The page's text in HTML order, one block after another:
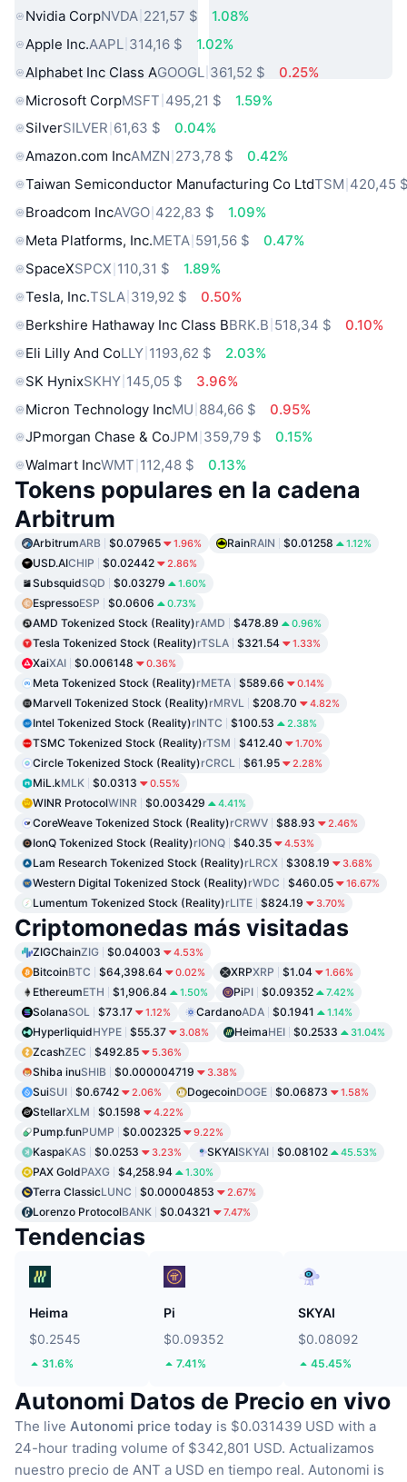
Nvidia CorpNVDA 221,57 $
1.08%
Apple Inc.AAPL 314,16 $
1.02%
Alphabet Inc Class AGOOGL 361,52 $
0.25%
Microsoft CorpMSFT 495,21 $
1.59%
SilverSILVER 61,63 $
0.04%
Amazon.com IncAMZN 273,78 $
0.42%
Taiwan Semiconductor Manufacturing Co LtdTSM 420,45
Broadcom IncAVGO 422,83 $
1.09%
Meta Platforms, Inc.META 591,56 $
0.47%
SpaceXSPCX 110,31 $
1.89%
Tesla, Inc.TSLA 319,92 $
0.50%
Berkshire Hathaway Inc Class BBRK.B 518,34 $
0.10%
Eli Lilly And CoLLY 1193,62 $
2.03%
SK HynixSKHY 145,05 $
3.96%
Micron Technology IncMU 884,66 $
0.95%
JPmorgan Chase & CoJPM 359,79 $
0.15%
Walmart IncWMT 112,48 $ 0.13%
Tokens populares en la cadena
Arbitrum
ArbitrumARB $0.07965 1.96% RainRAIN $0.01258 1.12%
USD.AICHIP $0.02442 2.86%
SubsquidSQD $0.03279 1.60%
EspressoESP $0.0606 0.73%
AMD Tokenized Stock (Reality)rAMD $478.89 0.96%
Tesla Tokenized Stock (Reality)rTSLA $321.54 1.33%
XaiXAI $0.006148 0.36%
Meta Tokenized Stock (Reality)rMETA $589.66 0.14%
Marvell Tokenized Stock (Reality)rMRVL $208.70 4.82%
Intel Tokenized Stock (Reality)rINTC $100.53 2.38%
TSMC Tokenized Stock (Reality)rTSM $412.40 1.70%
Circle Tokenized Stock (Reality)rCRCL $61.95 2.28%
MiL.kMLK $0.0313 0.55%
WINR ProtocolWINR $0.003429 4.41%
CoreWeave Tokenized Stock (Reality)rCRWV $88.93 2.46%
IonQ Tokenized Stock (Reality)rIONQ $40.35 4.53%
Lam Research Tokenized Stock (Reality)rLRCX $308.19 3.68%
Western Digital Tokenized Stock (Reality)rWDC $460.05 16.67%
Lumentum Tokenized Stock (Reality)rLITE $824.19 3.70%
Criptomonedas más visitadas
ZIGChainZIG $0.04003 4.53%
BitcoinBTC $64,398.64 0.02% XRPXRP $1.04 1.66%
EthereumETH $1,906.84 1.50% PiPI $0.09352 7.42%
SolanaSOL $73.17 1.12% CardanoADA $0.1941 1.14%
HyperliquidHYPE $55.37 3.08% HeimaHEI $0.2533 31.04%
ZcashZEC $492.85 5.36%
Shiba inuSHIB $0.000004719 3.38%
SuiSUI $0.6742 2.06% DogecoinDOGE $0.06873 1.58%
StellarXLM $0.1598 4.22%
Pump.funPUMP $0.002325 9.22%
KaspaKAS $0.0253 3.23% SKYAISKYAI $0.08102 45.53%
PAX GoldPAXG $4,258.94 1.30%
Terra ClassicLUNC $0.00004853 2.67%
Lorenzo ProtocolBANK $0.04321 7.47%
Tendencias
Heima
$0.2545
31.6%
Pi
$0.09352
7.41%
SKYAI
$0.08092
45.45%
Autonomi Datos de Precio en vivo
The live Autonomi price today is $0.031439 USD with a
24-hour trading volume of $342,801 USD. Actualizamos
nuestro precio de ANT a USD en tiempo real. Autonomi is